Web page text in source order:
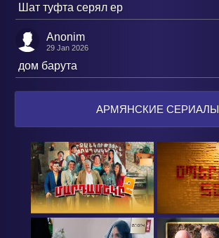
Шат туфта серял ер
Anonim
29 Jan 2026
дом барута
АРМЯНСКИЕ СЕРИАЛЫ